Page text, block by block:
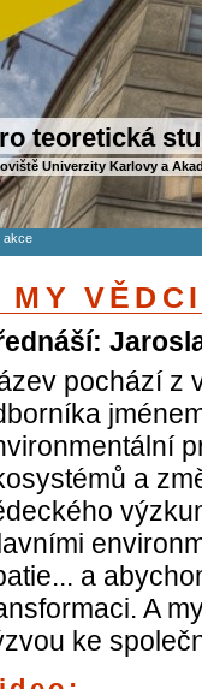
teoretická
Univerzity Karlovy a
akce
MY
pochází z
a
a
A
ke